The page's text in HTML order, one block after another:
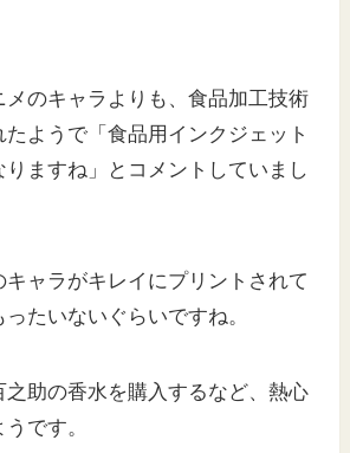
メのキャラよりも、食品加工技術
ようで「食品用インクジェット
ますね」とコメントしていまし
ャラがキレイにプリントされて
たいないぐらいですね。
之助の香水を購入するなど、熱心
です。